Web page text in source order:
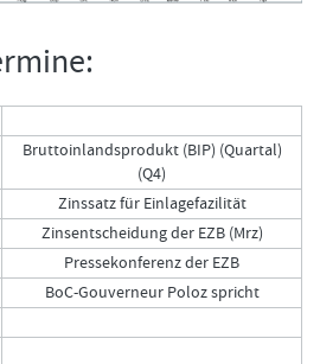
Bruttoinlandsprodukt (BIP) (Quartal)
(Q4)
Zinssatz für Einlagefazilität
Zinsentscheidung der EZB (Mrz)
Pressekonferenz der EZB
BoC-Gouverneur Poloz spricht